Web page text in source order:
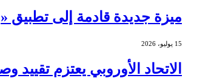
ميزة جديدة قادمة إلى تطبيق
15 يوليو، 2026
الاتحاد الأوروبي يعتزم